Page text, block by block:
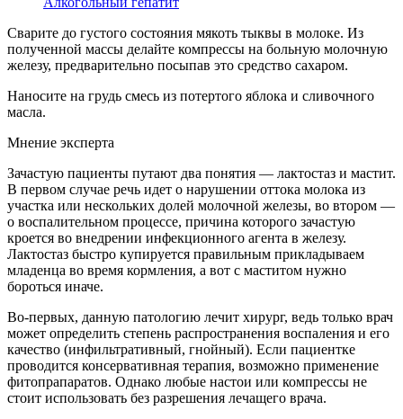
Сварите до густого состояния мякоть тыквы в молоке. Из
полученной массы делайте компрессы на больную молочную
железу, предварительно посыпав это средство сахаром.
Наносите на грудь смесь из потертого яблока и сливочного
масла.
Мнение эксперта
Зачастую пациенты путают два понятия — лактостаз и мастит.
В первом случае речь идет о нарушении оттока молока из
участка или нескольких долей молочной железы, во втором —
о воспалительном процессе, причина которого зачастую
кроется во внедрении инфекционного агента в железу.
Лактостаз быстро купируется правильным прикладываем
младенца во время кормления, а вот с маститом нужно
бороться иначе.
Во-первых, данную патологию лечит хирург, ведь только врач
может определить степень распространения воспаления и его
качество (инфильтративный, гнойный). Если пациентке
проводится консервативная терапия, возможно применение
фитопрапаратов. Однако любые настои или компрессы не
стоит использовать без разрешения лечащего врача.